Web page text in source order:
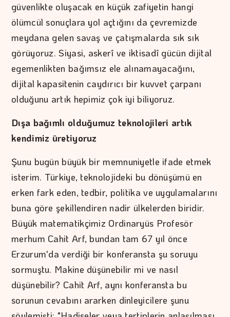
güvenlikte oluşacak en küçük zafiyetin hangi
ölümcül sonuçlara yol açtığını da çevremizde
meydana gelen savaş ve çatışmalarda sık sık
görüyoruz. Siyasi, askerî ve iktisadî gücün dijital
egemenlikten bağımsız ele alınamayacağını,
dijital kapasitenin caydırıcı bir kuvvet çarpanı
olduğunu artık hepimiz çok iyi biliyoruz.
Dışa bağımlı olduğumuz teknolojileri artık
kendimiz üretiyoruz
Şunu bugün büyük bir memnuniyetle ifade etmek
isterim. Türkiye, teknolojideki bu dönüşümü en
erken fark eden, tedbir, politika ve uygulamalarını
buna göre şekillendiren nadir ülkelerden biridir.
Büyük matematikçimiz Ordinaryüs Profesör
merhum Cahit Arf, bundan tam 67 yıl önce
Erzurum'da verdiği bir konferansta şu soruyu
sormuştu. Makine düşünebilir mi ve nasıl
düşünebilir? Cahit Arf, aynı konferansta bu
sorunun cevabını ararken dinleyicilere şunu